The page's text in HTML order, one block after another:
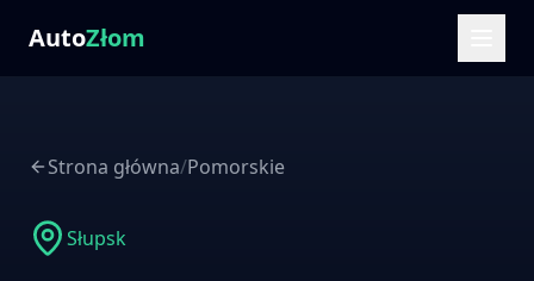
AutoZłom
Strona główna/Pomorskie
Słupsk